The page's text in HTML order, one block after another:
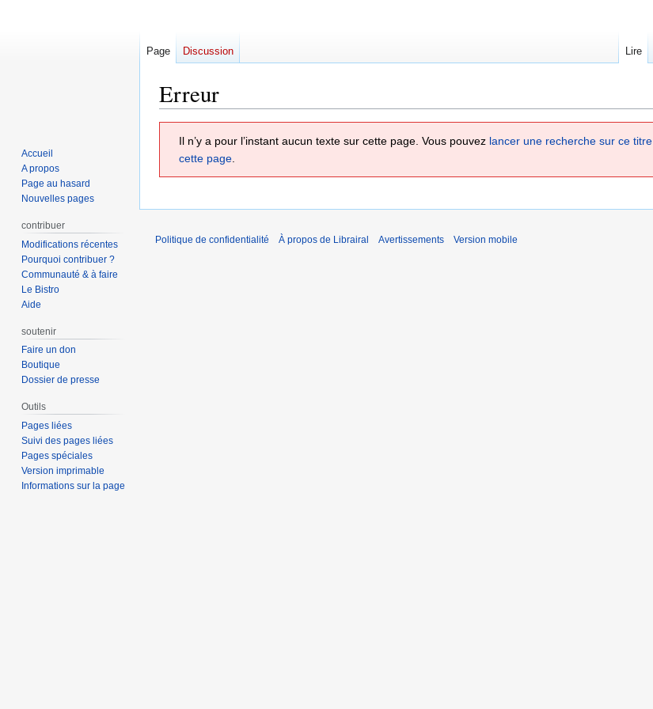
Erreur
Il n’y a pour l’instant aucun texte sur cette page. Vous pouvez lancer une recherche sur ce titre
cette page.
Page Discussion Lire
Accueil
A propos
Page au hasard
Nouvelles pages
contribuer
Modifications récentes
Pourquoi contribuer ?
Communauté & à faire
Le Bistro
Aide
soutenir
Faire un don
Boutique
Dossier de presse
Outils
Pages liées
Suivi des pages liées
Pages spéciales
Version imprimable
Informations sur la page
Politique de confidentialité À propos de Librairal Avertissements Version mobile